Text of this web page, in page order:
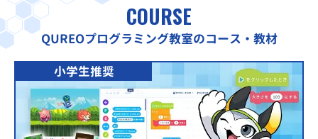
COURSE
QUREOプログラミング教室のコース・教材
小学生推奨